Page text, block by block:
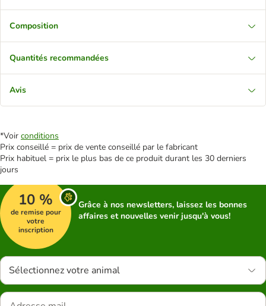
Composition
Quantités recommandées
Avis
*Voir conditions
Prix conseillé = prix de vente conseillé par le fabricant
Prix habituel = prix le plus bas de ce produit durant les 30 derniers
jours
10 %
de remise pour
votre
inscription
Grâce à nos newsletters, laissez les bonnes
affaires et nouvelles venir jusqu'à vous!
Sélectionnez votre animal